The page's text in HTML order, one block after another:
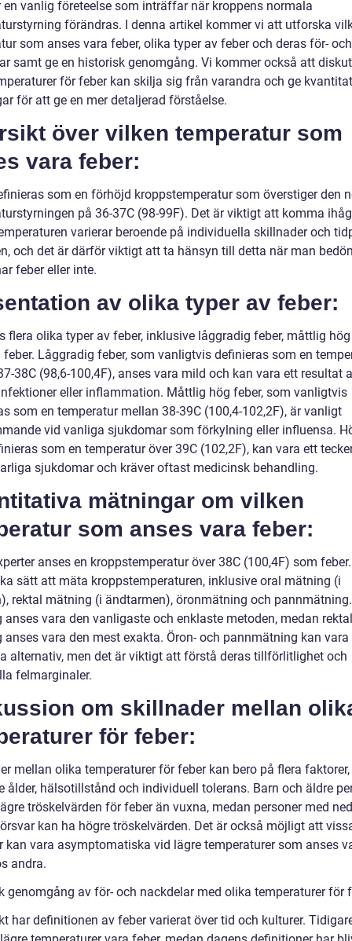
en vanlig företeelse som inträffar när kroppens normala
förändras. I denna artikel kommer vi att utforska
som anses vara feber, olika typer av feber och deras för- och
samt ge en historisk genomgång. Vi kommer också att
för feber kan skilja sig från varandra och ge
för att ge en mer detaljerad förståelse.
över vilken temperatur som
vara feber:
som en förhöjd kroppstemperatur som överstiger den
på 36-37C (98-99F). Det är viktigt att komma
varierar beroende på individuella skillnader och
och det är därför viktigt att ta hänsyn till detta när man
feber eller inte.
av olika typer av feber:
flera olika typer av feber, inklusive låggradig feber, måttlig
feber. Låggradig feber, som vanligtvis definieras som en
38C (98,6-100,4F), anses vara mild och kan vara ett resultat
eller inflammation. Måttlig hög feber, som vanligtvis
som en temperatur mellan 38-39C (100,4-102,2F), är vanligt
vid vanliga sjukdomar som förkylning eller influensa.
som en temperatur över 39C (102,2F), kan vara ett
sjukdomar och kräver oftast medicinsk behandling.
mätningar om vilken
som anses vara feber:
anses en kroppstemperatur över 38C (100,4F) som
sätt att mäta kroppstemperaturen, inklusive oral mätning (i
rektal mätning (i ändtarmen), öronmätning och
anses vara den vanligaste och enklaste metoden, medan rektal
anses vara den mest exakta. Öron- och pannmätning kan vara
alternativ, men det är viktigt att förstå deras tillförlitlighet och
felmarginaler.
om skillnader mellan
för feber:
mellan olika temperaturer för feber kan bero på flera faktorer,
ålder, hälsotillstånd och individuell tolerans. Barn och äldre
tröskelvärden för feber än vuxna, medan personer med
kan ha högre tröskelvärden. Det är också möjligt att
kan vara asymptomatiska vid lägre temperaturer som anses
andra.
genomgång av för- och nackdelar med olika temperaturer för
har definitionen av feber varierat över tid och kulturer.